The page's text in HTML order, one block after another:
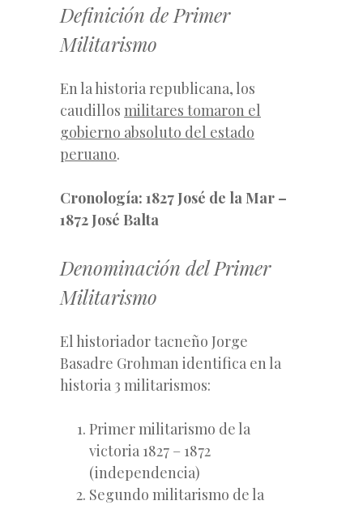
Definición de Primer
Militarismo
En la historia republicana, los
caudillos militares tomaron el
gobierno absoluto del estado
peruano.
Cronología: 1827 José de la Mar –
1872 José Balta
Denominación del Primer
Militarismo
El historiador tacneño Jorge
Basadre Grohman identifica en la
historia 3 militarismos:
Primer militarismo de la
victoria 1827 – 1872
(independencia)
Segundo militarismo de la